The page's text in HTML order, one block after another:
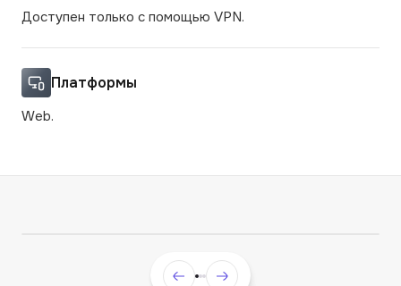
Доступен только с помощью VPN.
Платформы
Web.